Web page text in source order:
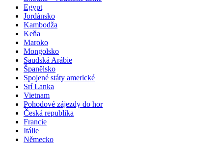
Egypt
Jordánsko
Kambodža
Keňa
Maroko
Mongolsko
Saudská Arábie
Španělsko
Spojené státy americké
Srí Lanka
Vietnam
Pohodové zájezdy do hor
Česká republika
Francie
Itálie
Německo